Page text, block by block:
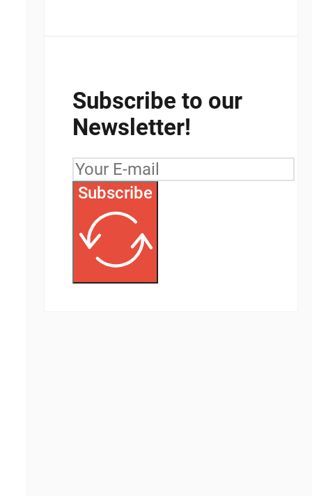
Subscribe to our
Newsletter!
Subscribe